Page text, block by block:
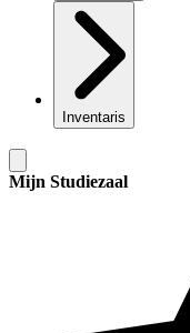
Inventaris
Mijn Studiezaal